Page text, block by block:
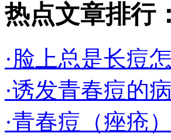
热点文章排行：
·脸上总是长痘
·诱发青春痘的
·青春痘（痤疮